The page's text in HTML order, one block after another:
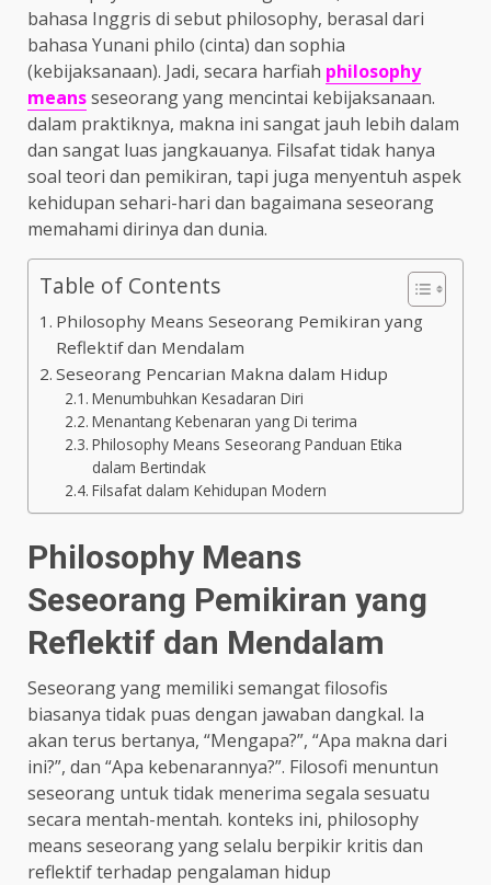
bahasa Inggris di sebut philosophy, berasal dari
bahasa Yunani philo (cinta) dan sophia
(kebijaksanaan). Jadi, secara harfiah philosophy
meansseseorang yang mencintai kebijaksanaan.
dalam praktiknya, makna ini sangat jauh lebih dalam
dan sangat luas jangkauanya. Filsafat tidak hanya
soal teori dan pemikiran, tapi juga menyentuh aspek
kehidupan sehari-hari dan bagaimana seseorang
memahami dirinya dan dunia.
Table of Contents
Philosophy Means Seseorang Pemikiran yang
Reflektif dan Mendalam
Seseorang Pencarian Makna dalam Hidup
Menumbuhkan Kesadaran Diri
Menantang Kebenaran yang Di terima
Philosophy Means Seseorang Panduan Etika
dalam Bertindak
Filsafat dalam Kehidupan Modern
Philosophy Means
Seseorang Pemikiran yang
Reflektif dan Mendalam
Seseorang yang memiliki semangat filosofis
biasanya tidak puas dengan jawaban dangkal. Ia
akan terus bertanya, “Mengapa?”, “Apa makna dari
ini?”, dan “Apa kebenarannya?”. Filosofi menuntun
seseorang untuk tidak menerima segala sesuatu
secara mentah-mentah. konteks ini, philosophy
means seseorang yang selalu berpikir kritis dan
reflektif terhadap pengalaman hidup